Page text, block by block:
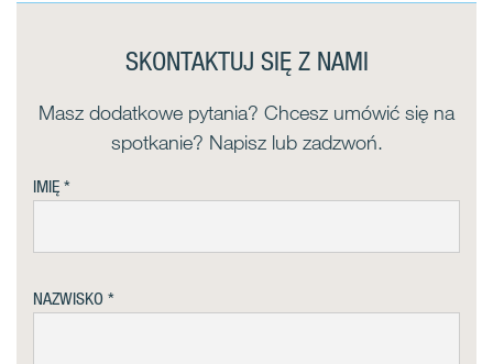
SKONTAKTUJ SIĘ Z NAMI
Masz dodatkowe pytania? Chcesz umówić się na
spotkanie? Napisz lub zadzwoń.
IMIĘ
NAZWISKO